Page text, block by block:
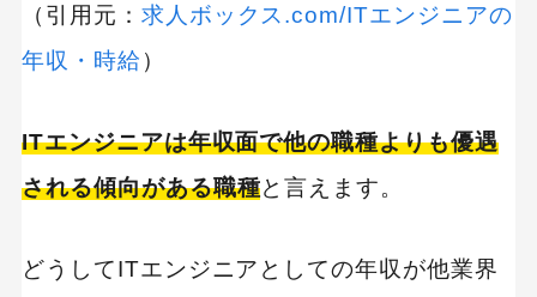
（引用元： 求人ボックス.com/ITエンジニアの
年収・時給 ）
ITエンジニアは年収面で他の職種よりも優遇
される傾向がある職種と言えます。
どうしてITエンジニアとしての年収が他業界